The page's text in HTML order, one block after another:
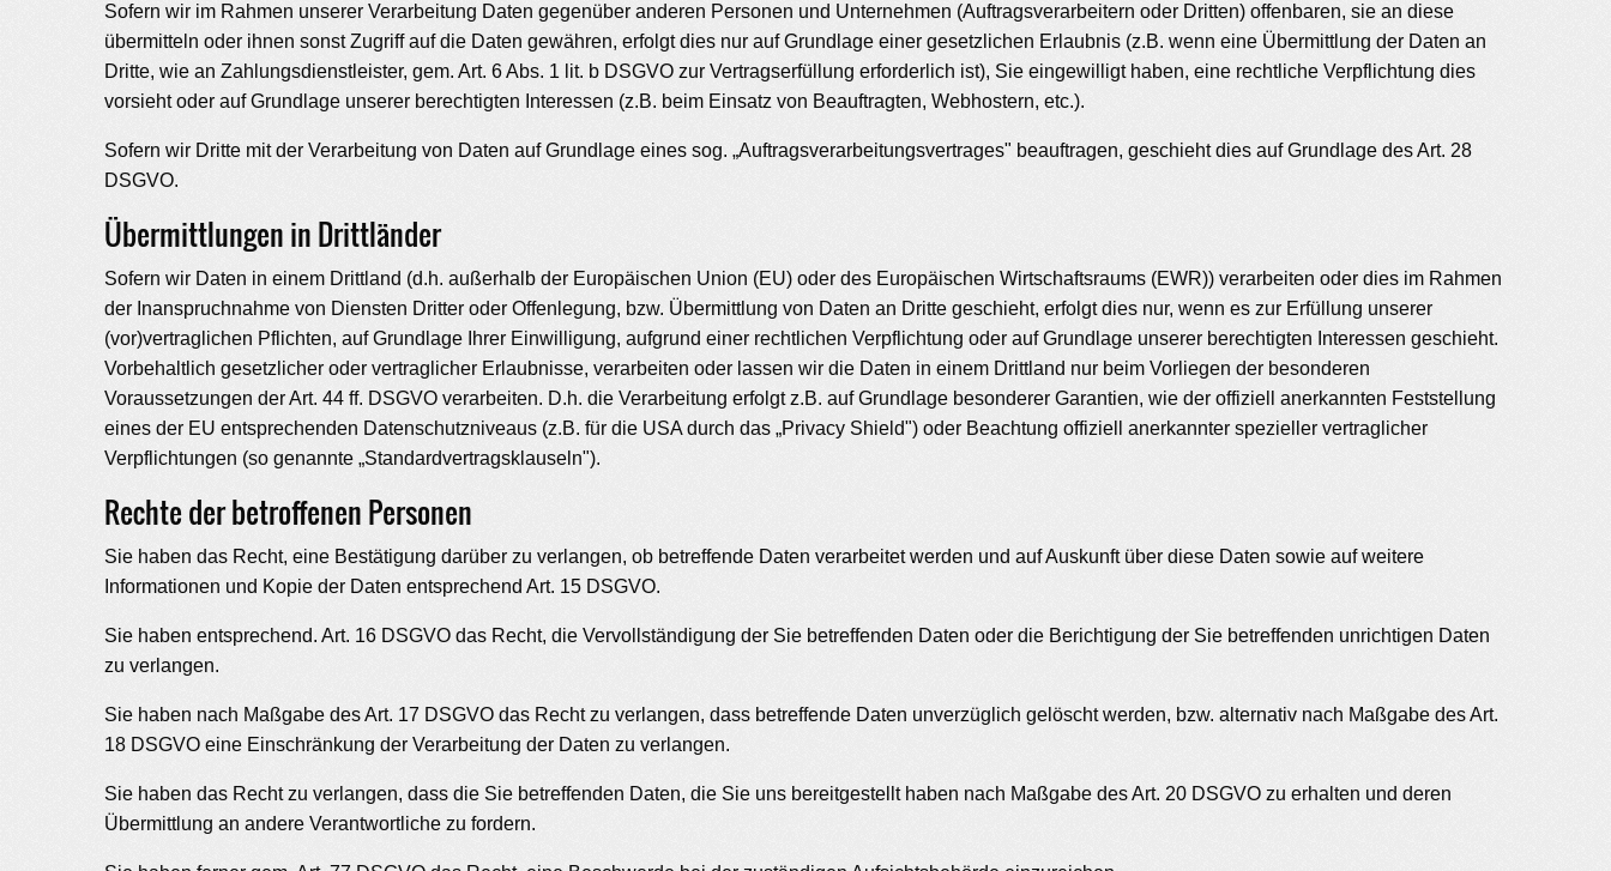
Sofern wir im Rahmen unserer Verarbeitung Daten gegenüber anderen Personen und Unternehmen (Auftragsverarbeitern oder Dritten) offenbaren, sie an diese
übermitteln oder ihnen sonst Zugriff auf die Daten gewähren, erfolgt dies nur auf Grundlage einer gesetzlichen Erlaubnis (z.B. wenn eine Übermittlung der Daten an
Dritte, wie an Zahlungsdienstleister, gem. Art. 6 Abs. 1 lit. b DSGVO zur Vertragserfüllung erforderlich ist), Sie eingewilligt haben, eine rechtliche Verpflichtung dies
vorsieht oder auf Grundlage unserer berechtigten Interessen (z.B. beim Einsatz von Beauftragten, Webhostern, etc.).
Sofern wir Dritte mit der Verarbeitung von Daten auf Grundlage eines sog. „Auftragsverarbeitungsvertrages" beauftragen, geschieht dies auf Grundlage des Art. 28
DSGVO.
Übermittlungen in Drittländer
Sofern wir Daten in einem Drittland (d.h. außerhalb der Europäischen Union (EU) oder des Europäischen Wirtschaftsraums (EWR)) verarbeiten oder dies im Rahmen
der Inanspruchnahme von Diensten Dritter oder Offenlegung, bzw. Übermittlung von Daten an Dritte geschieht, erfolgt dies nur, wenn es zur Erfüllung unserer
(vor)vertraglichen Pflichten, auf Grundlage Ihrer Einwilligung, aufgrund einer rechtlichen Verpflichtung oder auf Grundlage unserer berechtigten Interessen geschieht.
Vorbehaltlich gesetzlicher oder vertraglicher Erlaubnisse, verarbeiten oder lassen wir die Daten in einem Drittland nur beim Vorliegen der besonderen
Voraussetzungen der Art. 44 ff. DSGVO verarbeiten. D.h. die Verarbeitung erfolgt z.B. auf Grundlage besonderer Garantien, wie der offiziell anerkannten Feststellung
eines der EU entsprechenden Datenschutzniveaus (z.B. für die USA durch das „Privacy Shield") oder Beachtung offiziell anerkannter spezieller vertraglicher
Verpflichtungen (so genannte „Standardvertragsklauseln").
Rechte der betroffenen Personen
Sie haben das Recht, eine Bestätigung darüber zu verlangen, ob betreffende Daten verarbeitet werden und auf Auskunft über diese Daten sowie auf weitere
Informationen und Kopie der Daten entsprechend Art. 15 DSGVO.
Sie haben entsprechend. Art. 16 DSGVO das Recht, die Vervollständigung der Sie betreffenden Daten oder die Berichtigung der Sie betreffenden unrichtigen Daten
zu verlangen.
Sie haben nach Maßgabe des Art. 17 DSGVO das Recht zu verlangen, dass betreffende Daten unverzüglich gelöscht werden, bzw. alternativ nach Maßgabe des Art.
18 DSGVO eine Einschränkung der Verarbeitung der Daten zu verlangen.
Sie haben das Recht zu verlangen, dass die Sie betreffenden Daten, die Sie uns bereitgestellt haben nach Maßgabe des Art. 20 DSGVO zu erhalten und deren
Übermittlung an andere Verantwortliche zu fordern.